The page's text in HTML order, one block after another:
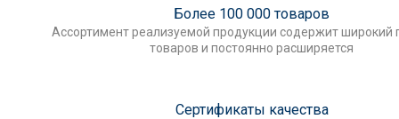
Более 100 000 товаров
Ассортимент реализуемой продукции содержит широкий
товаров и постоянно расширяется
Сертификаты качества